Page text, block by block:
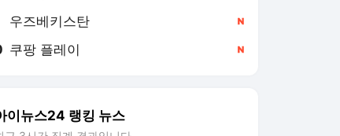
우즈베키스탄
쿠팡 플레이
이뉴스24 랭킹 뉴스